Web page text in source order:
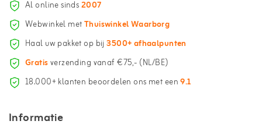
Al online sinds2007
Webwinkel metThuiswinkel Waarborg
Haal uw pakket op bij3500+ afhaalpunten
Gratisverzending vanaf €75,- (NL/BE)
18.000+ klanten beoordelen ons met een9.1
Informatie